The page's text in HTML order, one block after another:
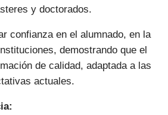
y doctorados.
confianza en el alumnado, en la
demostrando que el
de calidad, adaptada a las
actuales.